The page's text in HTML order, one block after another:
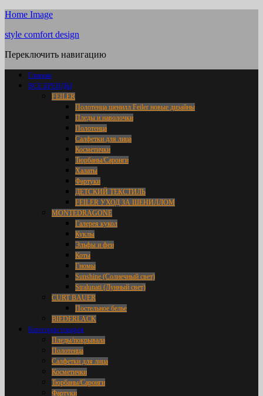
Home Image
style comfort design
Переключить навигацию
Главная
ВСЕ БРЕНДЫ
FEILER
Полотенца шенилл Feiler новые дизайны
Пледы и наволочки
Полотенца
Салфетки для лица
Косметички
Тюрбаны/Саронги
Халаты
Фартуки
ДЕТСКИЙ ТЕКСТИЛЬ
FEILER УХОД ЗА ШЕНИЛЛОМ
MONTEDRAGONE
Галерея кукол
Куклы
Эльфы и феи
Коты
Гномы
Sunshine (Солнечный свет)
Stralunati (Лунный свет)
CURT BAUER
Постельное белье
BIEDERLACK
Категории товаров
Пледы/покрывала
Полотенца
Салфетки для лица
Косметички
Тюрбаны/Саронги
Фартуки